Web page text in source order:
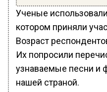
Ученые
котором приняли
Возраст
Их попросили
узнаваемые песни и
нашей страной.